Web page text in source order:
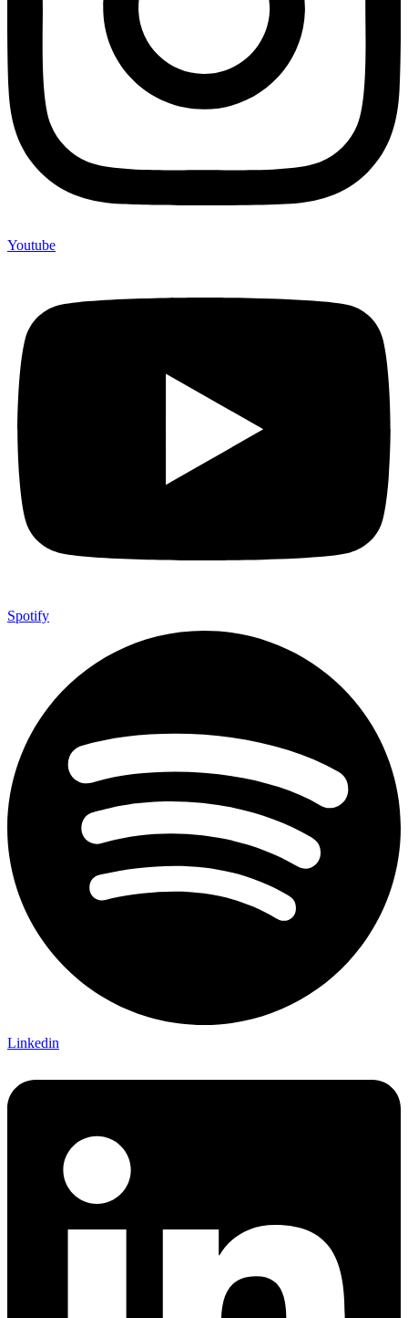
Youtube
Spotify
Linkedin